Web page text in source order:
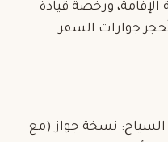
ورخصة قيادة
جوازات السفر
نسخة جواز (مع